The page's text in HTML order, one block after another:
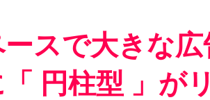
スで大きな
円柱型 」が